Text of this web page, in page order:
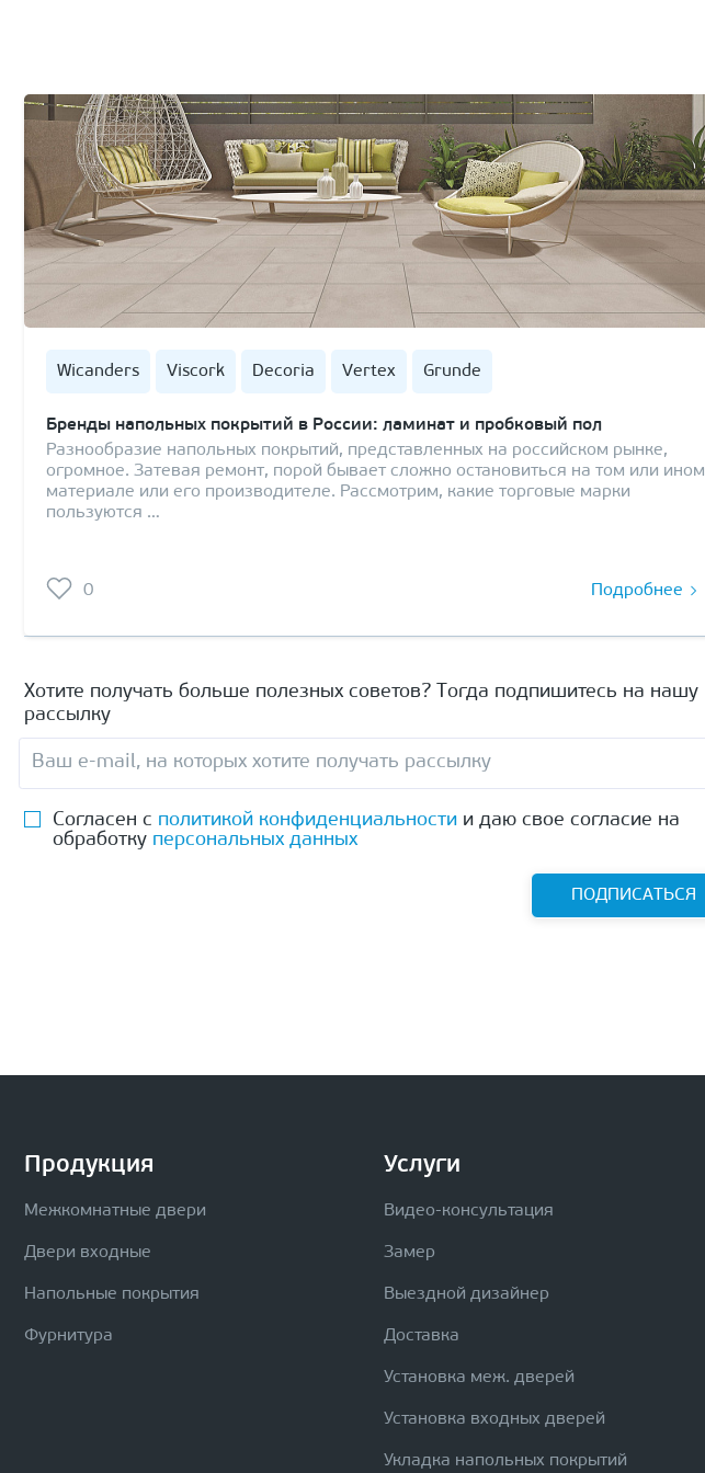
Wicanders Viscork Decoria Vertex Grunde
Бренды напольных покрытий в России: ламинат и пробковый пол
Разнообразие напольных покрытий, представленных на российском рынке,
огромное. Затевая ремонт, порой бывает сложно остановиться на том или ином
материале или его производителе. Рассмотрим, какие торговые марки
пользуются …
0 Подробнее
Хотите получать больше полезных советов? Тогда подпишитесь на нашу
рассылку
Согласен с политикой конфиденциальности и даю свое согласие на
обработку персональных данных
ПОДПИСАТЬСЯ
Продукция
Межкомнатные двери
Двери входные
Напольные покрытия
Фурнитура
Услуги
Видео-консультация
Замер
Выездной дизайнер
Доставка
Установка меж. дверей
Установка входных дверей
Укладка напольных покрытий